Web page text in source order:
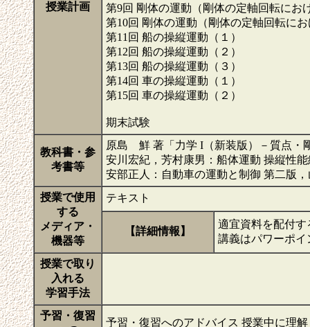
授業計画
第9回 剛体の運動（剛体の定軸回転にお
第10回 剛体の運動（剛体の定軸回転に
第11回 船の操縦運動（１）
第12回 船の操縦運動（２）
第13回 船の操縦運動（３）
第14回 車の操縦運動（１）
第15回 車の操縦運動（２）
期末試験
教科書・参
考書等
原島 鮮 著「力学 I（新装版）－質点・
安川宏紀，芳村康男：船体運動 操縦性
安部正人：自動車の運動と制御 第二版
授業で使用
する
メディア・
機器等
テキスト
【詳細情報】
適宜資料を配付す
講義はパワーポ
授業で取り
入れる
学習手法
予習・復習
予習・復習へのアドバイス 授業中に理